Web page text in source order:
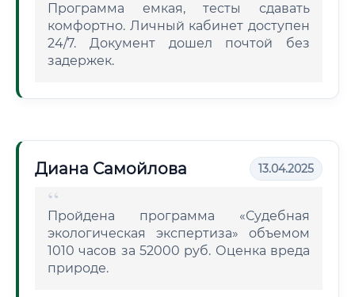
Программа емкая, тесты сдавать
комфортно. Личный кабинет доступен
24/7. Документ дошел почтой без
задержек.
Диана Самойлова 13.04.2025
Пройдена программа «Судебная
экологическая экспертиза» объемом
1010 часов за 52000 руб. Оценка вреда
природе.